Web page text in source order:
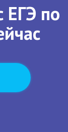
ЕГЭ по